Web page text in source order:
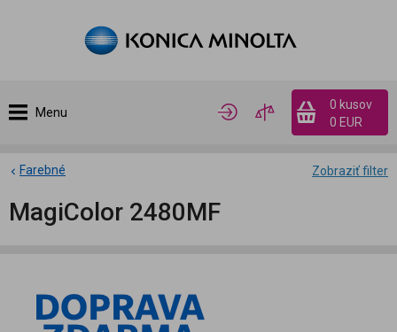
Menu
0 kusov
0 EUR
Zobraziť filter
Farebné
MagiColor 2480MF